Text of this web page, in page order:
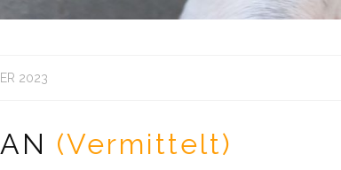
2023
(Vermittelt)